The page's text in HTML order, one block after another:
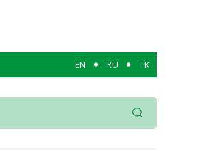
EN RU TK